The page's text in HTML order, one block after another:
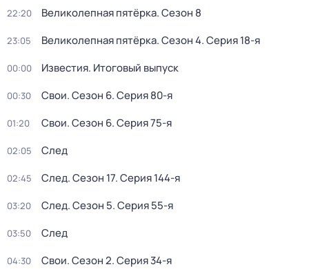
22:20 Великолепная пятёрка. Сезон 8
23:05 Великолепная пятёрка. Сезон 4. Серия 18-я
00:00 Известия. Итоговый выпуск
00:30 Свои. Сезон 6. Серия 80-я
01:20 Свои. Сезон 6. Серия 75-я
02:05 След
02:45 След. Сезон 17. Серия 144-я
03:20 След. Сезон 5. Серия 55-я
03:50 След
04:30 Свои. Сезон 2. Серия 34-я